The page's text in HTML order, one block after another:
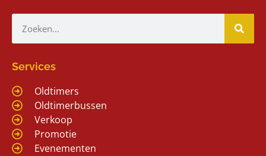
Services
Oldtimers
Oldtimerbussen
Verkoop
Promotie
Evenementen